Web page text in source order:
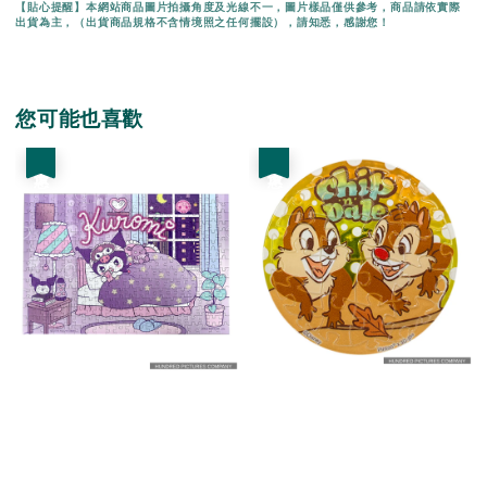
【貼心提醒】本網站商品圖片拍攝角度及光線不一，圖片樣品僅供參考，商品請依實際
出貨為主，（出貨商品規格不含情境照之任何擺設），請知悉，感謝您！
您可能也喜歡